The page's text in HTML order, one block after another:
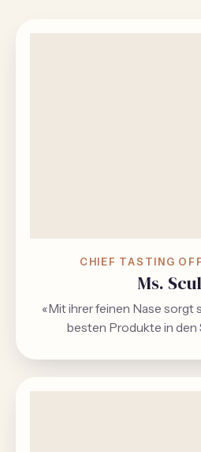
CHIEF TASTING
Ms.
«Mit ihrer feinen Nase sorgt
besten Produkte in den